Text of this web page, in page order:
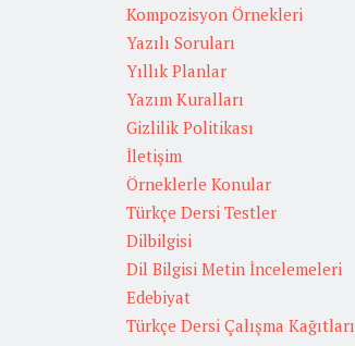
Kompozisyon Örnekleri
Yazılı Soruları
Yıllık Planlar
Yazım Kuralları
Gizlilik Politikası
İletişim
Örneklerle Konular
Türkçe Dersi Testler
Dilbilgisi
Dil Bilgisi Metin İncelemeleri
Edebiyat
Türkçe Dersi Çalışma Kağıtları